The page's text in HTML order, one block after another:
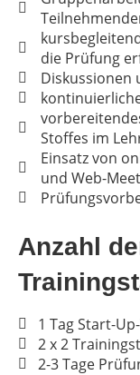
die Prüfung
Diskussionen
Stoffes im
Einsatz von
und Web-
Anzahl
1 Tag Start-
2 x 2
2-3 Tage